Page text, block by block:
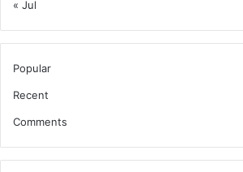
« Jul
Popular
Recent
Comments